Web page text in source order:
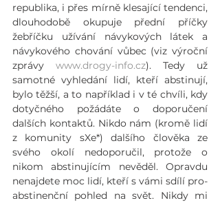
republika, i přes mírně klesající tendenci,
dlouhodobě okupuje přední příčky
žebříčku užívání návykových látek a
návykového chování vůbec (viz výroční
zprávy www.drogy-info.cz). Tedy už
samotné vyhledání lidí, kteří abstinují,
bylo těžší, a to například i v té chvíli, kdy
dotyčného požádáte o doporučení
dalších kontaktů. Nikdo nám (kromě lidí
z komunity sXe*) dalšího člověka ze
svého okolí nedoporučil, protože o
nikom abstinujícím nevěděl. Opravdu
nenajdete moc lidí, kteří s vámi sdílí pro-
abstinenční pohled na svět. Nikdy mi